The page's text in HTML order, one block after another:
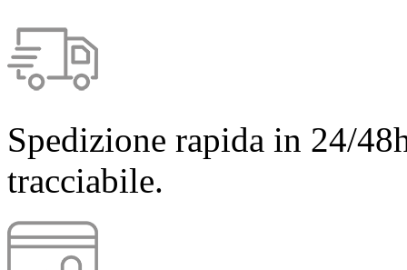
Spedizione rapida in 24/
tracciabile.